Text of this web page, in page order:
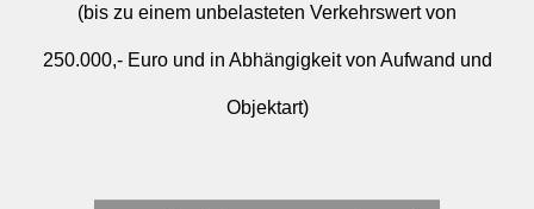
(bis zu einem unbelasteten Verkehrswert von
250.000,- Euro und in Abhängigkeit von Aufwand und
Objektart)